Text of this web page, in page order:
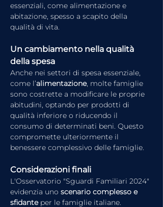
essenziali, come alimentazione e
abitazione, spesso a scapito della
qualità di vita.
Un cambiamento nella qualità
della spesa
Anche nei settori di spesa essenziale,
come l’alimentazione, molte famiglie
sono costrette a modificare le proprie
abitudini, optando per prodotti di
qualità inferiore o riducendo il
consumo di determinati beni. Questo
compromette ulteriormente il
benessere complessivo delle famiglie.
Considerazioni finali
L'Osservatorio "Sguardi Familiari 2024"
evidenzia uno scenario complesso e
sfidante per le famiglie italiane.